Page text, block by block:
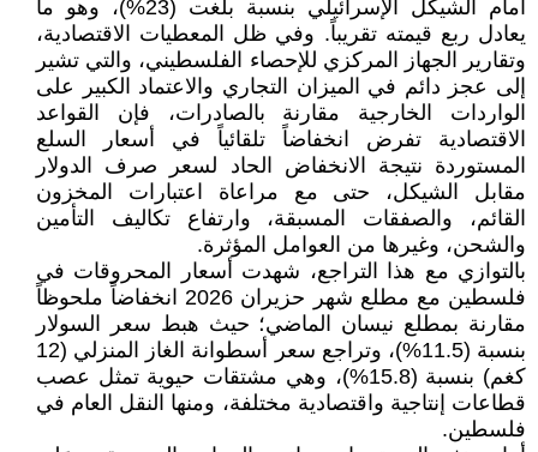
أمام الشيكل الإسرائيلي بنسبة بلغت (23%)، وهو ما
يعادل ربع قيمته تقريباً. وفي ظل المعطيات الاقتصادية،
وتقارير الجهاز المركزي للإحصاء الفلسطيني، والتي تشير
إلى عجز دائم في الميزان التجاري والاعتماد الكبير على
الواردات الخارجية مقارنة بالصادرات، فإن القواعد
الاقتصادية تفرض انخفاضاً تلقائياً في أسعار السلع
المستوردة نتيجة الانخفاض الحاد لسعر صرف الدولار
مقابل الشيكل، حتى مع مراعاة اعتبارات المخزون
القائم، والصفقات المسبقة، وارتفاع تكاليف التأمين
والشحن، وغيرها من العوامل المؤثرة.
بالتوازي مع هذا التراجع، شهدت أسعار المحروقات في
فلسطين مع مطلع شهر حزيران 2026 انخفاضاً ملحوظاً
مقارنة بمطلع نيسان الماضي؛ حيث هبط سعر السولار
بنسبة (11.5%)، وتراجع سعر أسطوانة الغاز المنزلي (12
كغم) بنسبة (15.8%)، وهي مشتقات حيوية تمثل عصب
قطاعات إنتاجية واقتصادية مختلفة، ومنها النقل العام في
فلسطين.